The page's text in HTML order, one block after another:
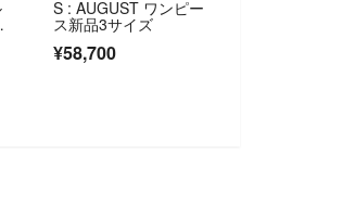
S : AUGUST ワンピー
ス新品3サイズ
¥58,700